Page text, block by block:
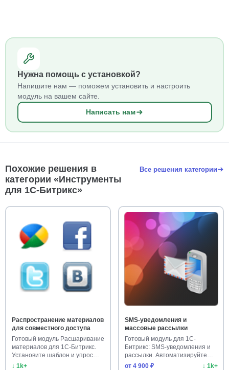
Нужна помощь с установкой?
Напишите нам — поможем установить и настроить
модуль на вашем сайте.
Написать нам
Похожие решения в
категории «Инструменты
для 1С-Битрикс»
Все решения категории
Распространение материалов
для совместного доступа
Готовый модуль Расшаривание
материалов для 1С-Битрикс.
Установите шаблон и упрос…
↓ 1k+
SMS-уведомления и
массовые рассылки
Готовый модуль для 1С-
Битрикс: SMS-уведомления и
рассылки. Автоматизируйте
опове…
от 4 900 ₽ ↓ 1k+